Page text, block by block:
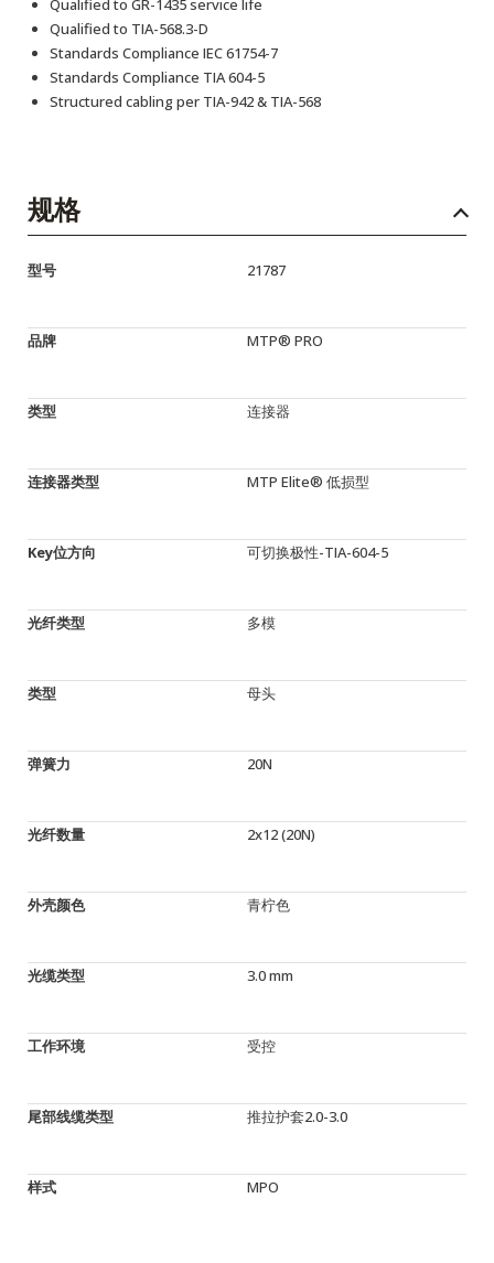
Qualified to TIA-568.3-D
Standards Compliance IEC 61754-7
Standards Compliance TIA 604-5
Structured cabling per TIA-942 & TIA-568
规格
型号 21787
品牌 MTP® PRO
类型 连接器
连接器类型 MTP Elite® 低损型
Key位方向 可切换极性-TIA-604-5
光纤类型 多模
类型 母头
弹簧力 20N
光纤数量 2x12 (20N)
外壳颜色 青柠色
光缆类型 3.0 mm
工作环境 受控
尾部线缆类型 推拉护套2.0-3.0
样式 MPO